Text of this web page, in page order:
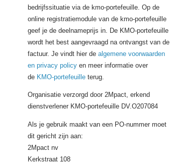
bedrijfssituatie via de kmo-portefeuille. Op de
online registratiemodule van de kmo-portefeuille
geef je de deelnameprijs in. De KMO-portefeuille
wordt het best aangevraagd na ontvangst van de
factuur. Je vindt hier de algemene voorwaarden
en privacy policyen meer informatie over
de KMO-portefeuille terug.
Organisatie verzorgd door 2Mpact, erkend
dienstverlener KMO-portefeuille DV.O207084
Als je gebruik maakt van een PO-nummer moet
dit gericht zijn aan:
2Mpact nv
Kerkstraat 108